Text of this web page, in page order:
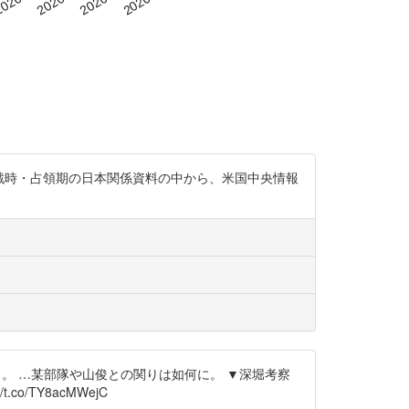
・占領期の日本関係資料の中から、米国中央情報
…某部隊や山俊との関りは如何に。 ▼深堀考察
TY8acMWejC